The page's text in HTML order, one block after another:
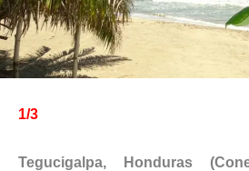
1/3
Tegucigalpa, Honduras